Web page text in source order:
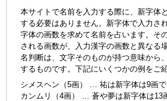
本サイトで名前を入力する際に、新字体
する必要はありません。新字体で入力さ
字体の画数を求めて名前を占います。そ
される画数が、入力漢字の画数と異なる
名判断は、文字そのものが持つ意味から
するものです。下記にいくつかの例をご
シメスヘン（5画） … 祐は新字体は9画
カンムリ（4画） … 蒼や夢は新字体は13